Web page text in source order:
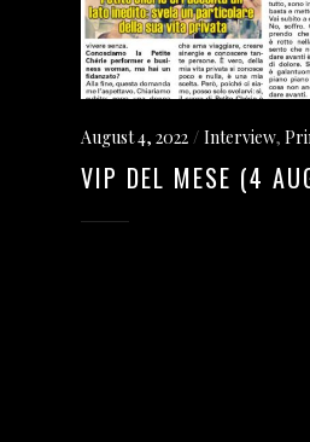
August 4, 2022 Interview,
VIP DEL MESE (4